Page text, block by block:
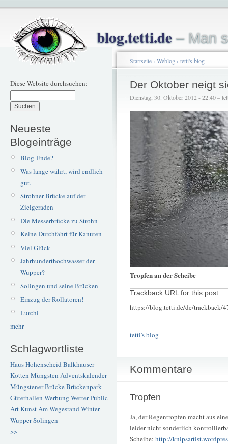
blog.tetti.de– Man
Diese Website durchsuchen:
Neueste
Blogeinträge
Blog-Ende?
Was lange währt, wird endlich
gut.
Strohner Brücke auf der
Zielgeraden
Die Messerbrücke zu Strohn
Keine Durchfahrt für Kanuten
Viel Glück
Jahrhunderthochwasser der
Wupper?
Solingen und seine Brücken
Einzug der Rollatoren!
Lurchi
mehr
Schlagwortliste
Haus Hohenscheid Balkhauser
Kotten Müngsten Adventskalender
Müngstener BrückeBrückenpark
Güterhallen Werbung WetterPublic
ArtKunstAm Wegesrand Winter
WupperSolingen
>>
Startseite› Weblog› tetti's blog
Der Oktober neigt
Dienstag, 30. Oktober 2012 - 22:40 –
Tropfen an der Scheibe
Trackback URL for this post:
https://blog.tetti.de/de/trackback/
tetti's blog
Kommentare
Tropfen
Ja, der Regentropfen macht aus
leider nicht sonderlich
Scheibe: http://